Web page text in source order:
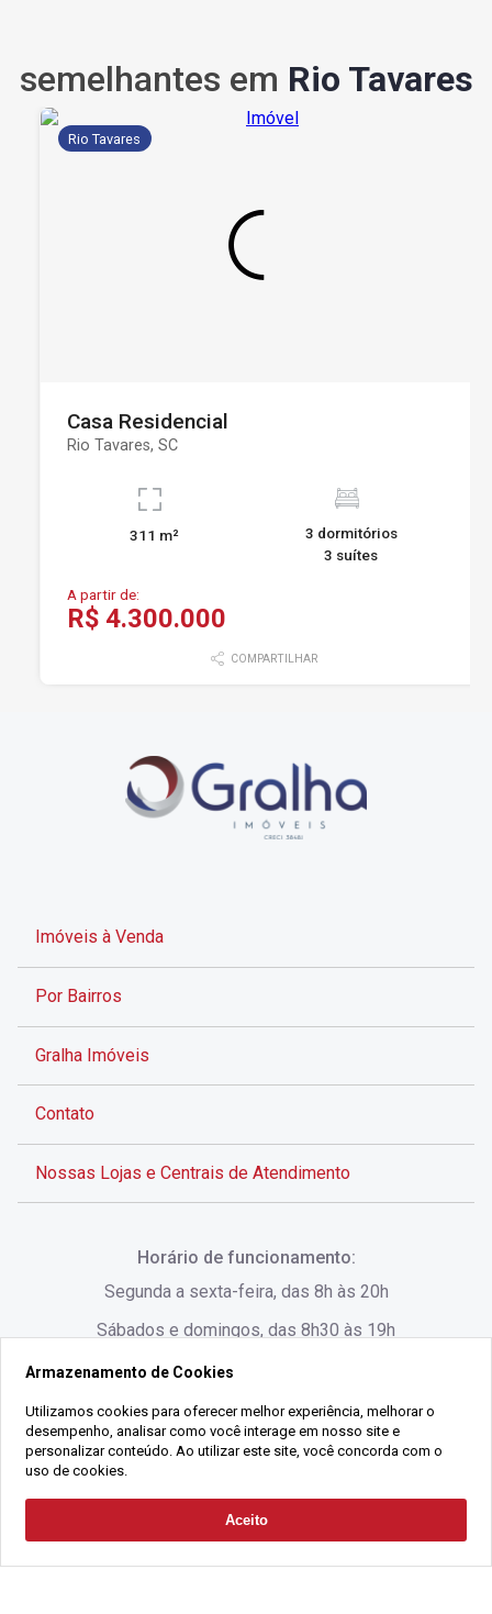
Solicitar Contato
semelhantes em Rio Tavares
Rio Tavares
Casa Residencial
Rio Tavares, SC
311 m²
3 dormitórios
3 suítes
A partir de:
R$ 4.300.000
COMPARTILHAR
Imóveis à Venda
Por Bairros
Gralha Imóveis
Contato
Nossas Lojas e Centrais de Atendimento
Rua Lauro Linhares, 1080 - Trindade, Florianópolis -
SC
(48) 3220-1045
Alameda César Nascimento, 549, Salas 1, 2 e 3 -
Jurerê, - Florianópolis - SC
Horário de funcionamento:
Segunda a sexta-feira, das 8h às 20h
Sábados e domingos, das 8h30 às 19h
2021 Copyright - Gralha Imóveis CRECI 008060/O - Todos os direitos
CNPJ:18.091.083/0001-37
Armazenamento de Cookies
Utilizamos cookies para oferecer melhor experiência, melhorar o
desempenho, analisar como você interage em nosso site e
personalizar conteúdo. Ao utilizar este site, você concorda com o
uso de cookies.
Aceito